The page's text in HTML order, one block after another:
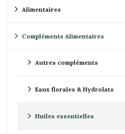
Alimentaires
Compléments Alimentaires
Autres compléments
Eaux florales & Hydrolats
Huiles essentielles